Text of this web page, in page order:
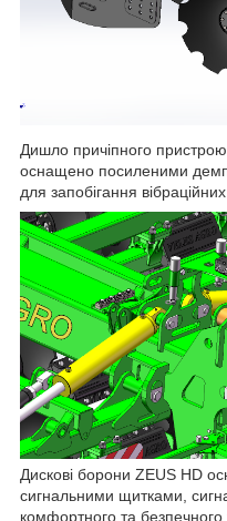
Дишло причіпного
оснащено посиленими
для запобігання
Дискові борони ZEUS HD
сигнальними щитками,
комфортного та безпечного